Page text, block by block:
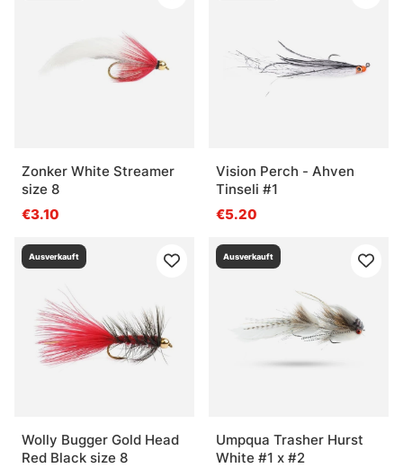
Zonker White Streamer
size 8
€3.10
Vision Perch - Ahven
Tinseli #1
€5.20
Ausverkauft
Wolly Bugger Gold Head
Red Black size 8
Ausverkauft
Umpqua Trasher Hurst
White #1 x #2